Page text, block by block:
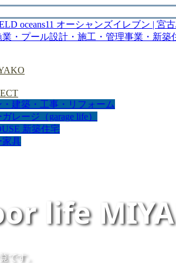
・建築・工事・リフォーム
レージ（garage life）
新築住宅
家具
life
です。